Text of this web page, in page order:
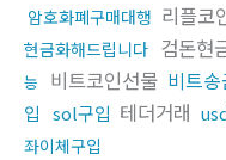
암호화폐구매대행 리플코
현금화해드립니다 검돈현
능
비트코인선물 비트
입 sol구입 테더거래
좌이체구입